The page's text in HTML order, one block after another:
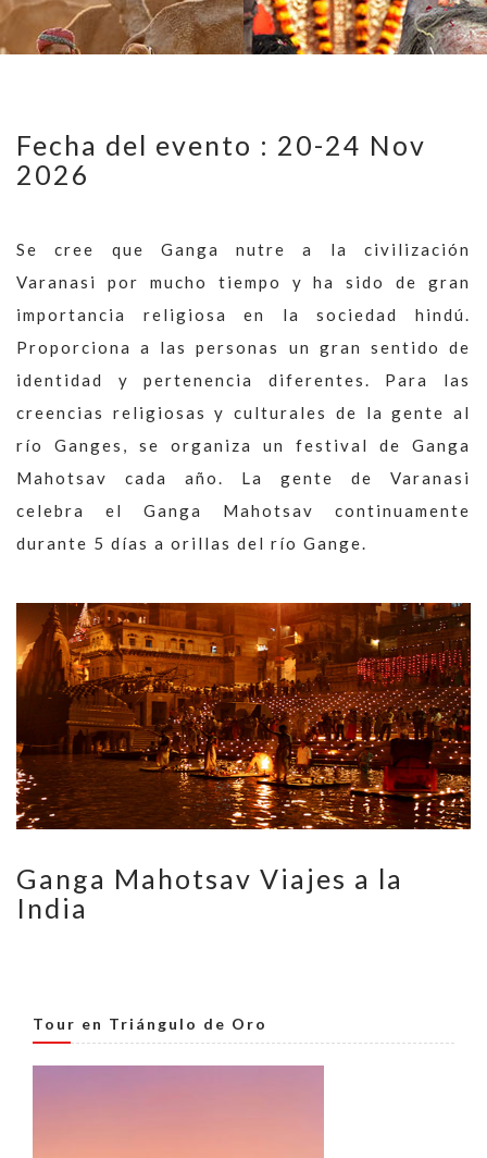
Fecha del evento : 20-24 Nov
2026
Se cree que Ganga nutre a la civilización
Varanasi por mucho tiempo y ha sido de gran
importancia religiosa en la sociedad hindú.
Proporciona a las personas un gran sentido de
identidad y pertenencia diferentes. Para las
creencias religiosas y culturales de la gente al
río Ganges, se organiza un festival de Ganga
Mahotsav cada año. La gente de Varanasi
celebra el Ganga Mahotsav continuamente
durante 5 días a orillas del río Gange.
Ganga Mahotsav Viajes a la
India
Tour en Triángulo de Oro